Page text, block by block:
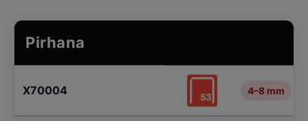
Pirhana
X70004 4–8 mm